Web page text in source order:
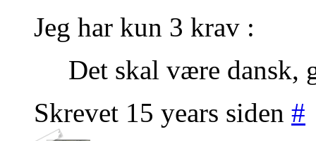
Jeg har kun 3 krav :
Det skal være dansk,
Skrevet 15 years siden #